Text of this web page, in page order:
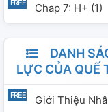
Chap 7: H+ (1)
DANH
LỰC CỦA QUẾ
Giới Thiệu